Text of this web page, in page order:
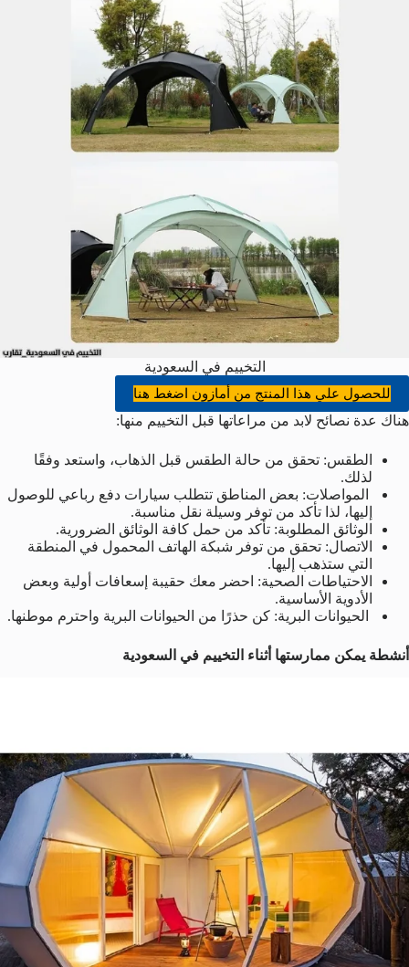
التخييم في السعودية
للحصول علي هذا المنتج من أمازون اضغط هنا
هناك عدة نصائح لابد من مراعاتها قبل التخييم منها:
الطقس: تحقق من حالة الطقس قبل الذهاب، واستعد وفقًا
لذلك.
المواصلات: بعض المناطق تتطلب سيارات دفع رباعي للوصول
إليها، لذا تأكد من توفر وسيلة نقل مناسبة.
الوثائق المطلوبة: تأكد من حمل كافة الوثائق الضرورية.
الاتصال: تحقق من توفر شبكة الهاتف المحمول في المنطقة
التي ستذهب إليها.
الاحتياطات الصحية: احضر معك حقيبة إسعافات أولية وبعض
الأدوية الأساسية.
الحيوانات البرية: كن حذرًا من الحيوانات البرية واحترم موطنها.
أنشطة يمكن ممارستها أثناء التخييم في السعودية